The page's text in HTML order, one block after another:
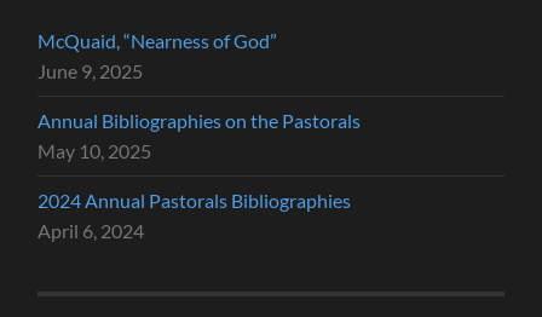
McQuaid, “Nearness of God”
June 9, 2025
Annual Bibliographies on the Pastorals
May 10, 2025
2024 Annual Pastorals Bibliographies
April 6, 2024